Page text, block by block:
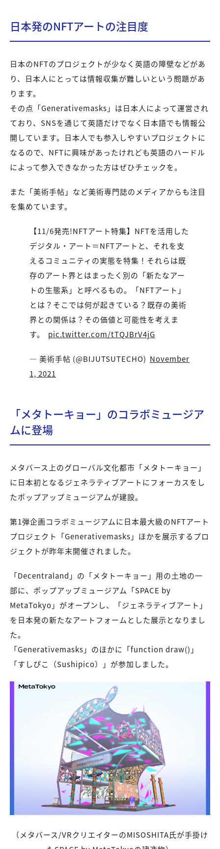
日本発のNFTアートの注目度
日本のNFTのプロジェクトが少なく英語の障壁などがあ
り、日本人にとっては情報収集が難しいという問題があ
ります。
その点「Generativemasks」は日本人によって運営され
ており、SNSを通じて英語だけでなく日本語でも情報公
開しています。日本人でも参入しやすいプロジェクトに
なるので、NFTに興味があったけれども英語のハードル
によって参入できなかった方はぜひチェックを。
また「美術手帖」など美術専門誌のメディアからも注目
を集めています。
【11/6発売!NFTアート特集】NFTを活用した
デジタル・アート＝NFTアートと、それを支
えるコミュニティの実態を特集！それらは既
存のアート界とはまったく別の「新たなアー
トの生態系」と呼べるもの。「NFTアート」
とは？そこでは何が起きている？既存の美術
界との関係は？その価値と可能性を考えま
す。
pic.twitter.com/tTQJBrV4jG
— 美術手帖 (@BIJUTSUTECHO) November
1, 2021
「メタトーキョー」のコラボミュージア
ムに登場
メタバース上のグローバル文化都市「メタトーキョー」
に日本初となるジェネラティブアートにフォーカスをし
たポップアップミュージアムが建設。
第1弾企画コラボミュージアムに日本最大級のNFTアート
プロジェクト「Generativemasks」ほかを展示するプロ
ジェクトが昨年末開催されました。
「Decentraland」の「メタトーキョー」用の土地の一
部に、ポップアップミュージアム「SPACE by
MetaTokyo」がオープンし、「ジェネラティブアート」
を日本発の新たなアートフォームとした展示となりまし
た。
「Generativemasks」のほかに「function draw()」
「すしぴこ（Sushipico）」が参加しました。
（メタバース/VRクリエイターのMISOSHITA氏が手掛け